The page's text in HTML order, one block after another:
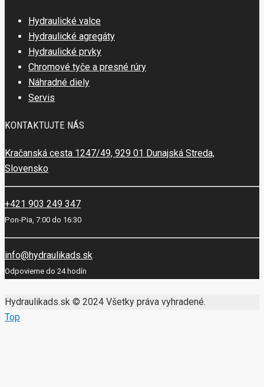
Hydraulické valce
Hydraulické agregáty
Hydraulické prvky
Chromové tyče a presné rúry
Náhradné diely
Servis
KONTAKTUJTE NÁS
Kračanská cesta 1247/49, 929 01 Dunajská Streda,
Slovensko
+421 903 249 347
Pon-Pia, 7:00 do 16:30
info@hydraulikads.sk
Odpovieme do 24 hodín
Hydraulikads.sk © 2024 Všetky práva vyhradené.
Top